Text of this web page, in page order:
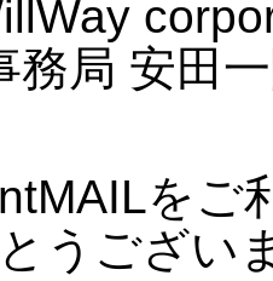
務局 安田
をご
うござい